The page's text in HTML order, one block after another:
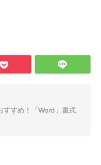
すすめ！「Word」書式